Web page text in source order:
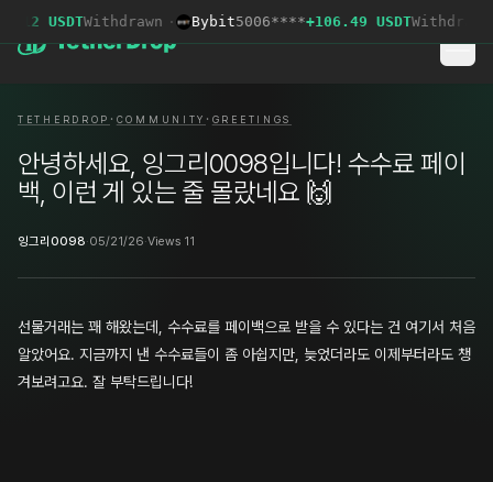
USDTWithdrawn · Bybit5006****+106.49 USDTWithdrawn
TETHERDROP · COMMUNITY · GREETINGS
안녕하세요, 잉그리0098입니다! 수수료 페이
백, 이런 게 있는 줄 몰랐네요 🙌
잉그리0098·05/21/26·Views 11
선물거래는 꽤 해왔는데, 수수료를 페이백으로 받을 수 있다는 건 여기서 처음
알았어요. 지금까지 낸 수수료들이 좀 아쉽지만, 늦었더라도 이제부터라도 챙
겨보려고요. 잘 부탁드립니다!